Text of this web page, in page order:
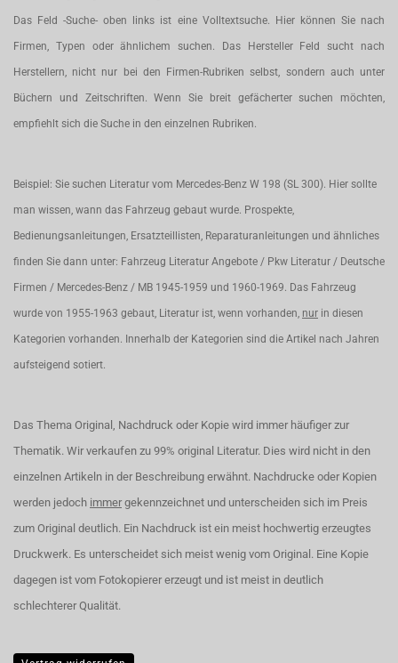
Das Feld -Suche- oben links ist eine Volltextsuche. Hier können Sie nach
Firmen, Typen oder ähnlichem suchen. Das Hersteller Feld sucht nach
Herstellern, nicht nur bei den Firmen-Rubriken selbst, sondern auch unter
Büchern und Zeitschriften. Wenn Sie breit gefächerter suchen möchten,
empfiehlt sich die Suche in den einzelnen Rubriken.
Beispiel: Sie suchen Literatur vom Mercedes-Benz W 198 (SL 300). Hier sollte
man wissen, wann das Fahrzeug gebaut wurde. Prospekte,
Bedienungsanleitungen, Ersatzteillisten, Reparaturanleitungen und ähnliches
finden Sie dann unter: Fahrzeug Literatur Angebote / Pkw Literatur / Deutsche
Firmen / Mercedes-Benz / MB 1945-1959 und 1960-1969. Das Fahrzeug
wurde von 1955-1963 gebaut, Literatur ist, wenn vorhanden, nur in diesen
Kategorien vorhanden. Innerhalb der Kategorien sind die Artikel nach Jahren
aufsteigend sotiert.
Das Thema Original, Nachdruck oder Kopie wird immer häufiger zur
Thematik. Wir verkaufen zu 99% original Literatur. Dies wird nicht in den
einzelnen Artikeln in der Beschreibung erwähnt. Nachdrucke oder Kopien
werden jedoch immer gekennzeichnet und unterscheiden sich im Preis
zum Original deutlich. Ein Nachdruck ist ein meist hochwertig erzeugtes
Druckwerk. Es unterscheidet sich meist wenig vom Original. Eine Kopie
dagegen ist vom Fotokopierer erzeugt und ist meist in deutlich
schlechterer Qualität.